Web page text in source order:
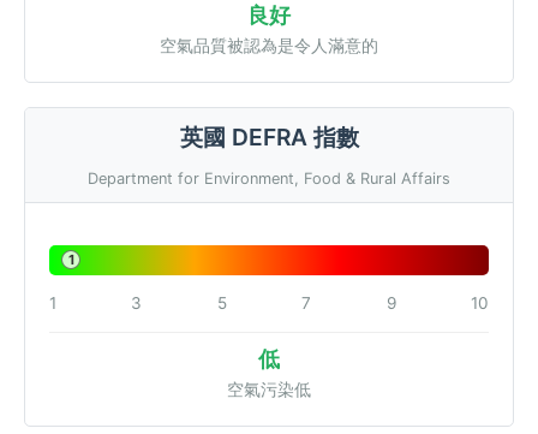
良好
空氣品質被認為是令人滿意的
英國 DEFRA 指數
Department for Environment, Food & Rural Affairs
1
1 3 5 7 9 10
低
空氣污染低